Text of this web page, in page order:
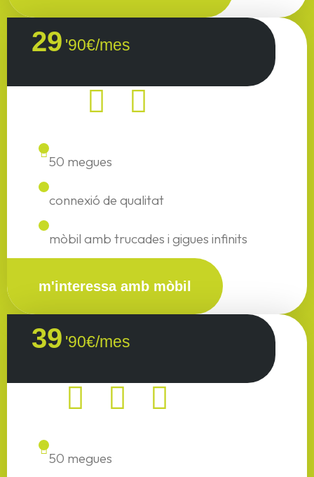
29 '90€/mes
50 megues
connexió de qualitat
mòbil amb trucades i gigues infinits
m'interessa amb mòbil
39 '90€/mes
50 megues